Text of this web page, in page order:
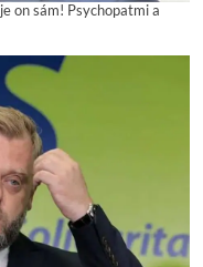
on sám! Psychopatmi a